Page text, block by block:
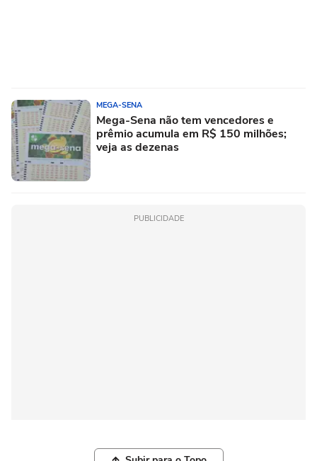
MEGA-SENA
Mega-Sena não tem vencedores e
prêmio acumula em R$ 150 milhões;
veja as dezenas
PUBLICIDADE